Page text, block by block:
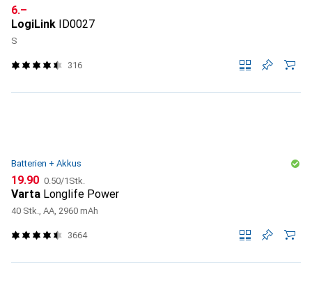
CHF
6.–
LogiLink
ID0027
S
316
Batterien + Akkus
CHF
19.90 CHF
0.50/1Stk.
Varta Longlife Power
40 Stk., AA, 2960 mAh
3664